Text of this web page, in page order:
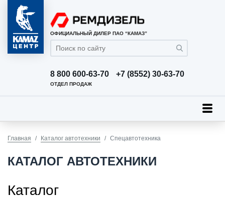
ОФИЦИАЛЬНЫЙ ДИЛЕР ПАО “КАМАЗ”
8 800 600-63-70 +7 (8552) 30-63-70
ОТДЕЛ ПРОДАЖ
Главная Каталог автотехники Спецавтотехника
КАТАЛОГ АВТОТЕХНИКИ
Каталог